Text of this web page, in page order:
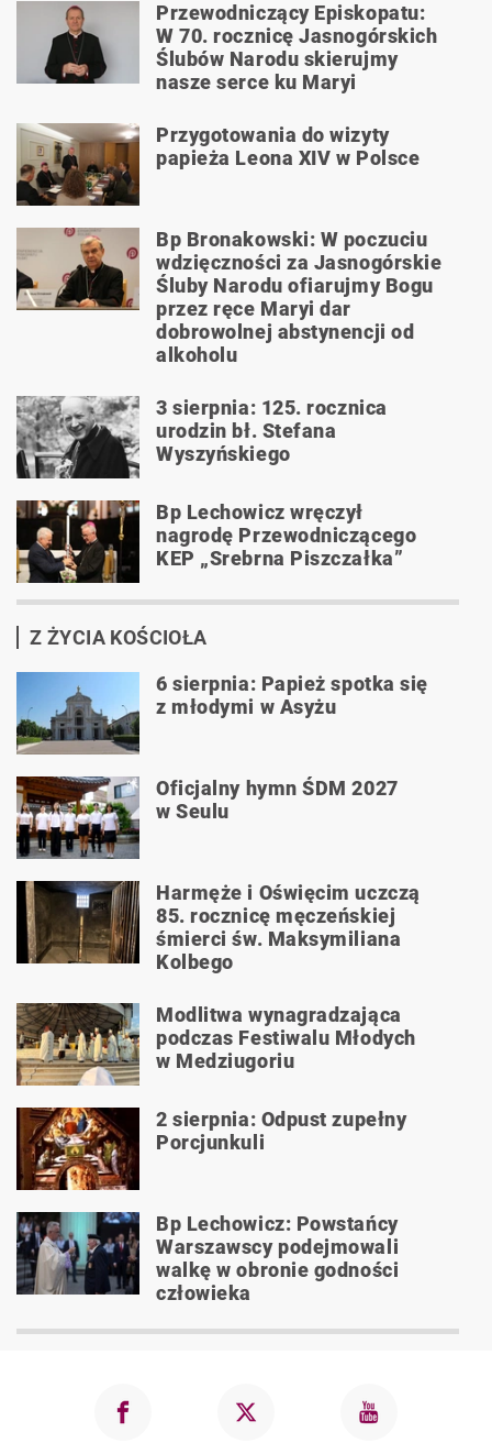
Przewodniczący Episkopatu:
W 70. rocznicę Jasnogórskich
Ślubów Narodu skierujmy
nasze serce ku Maryi
Przygotowania do wizyty
papieża Leona XIV w Polsce
Bp Bronakowski: W poczuciu
wdzięczności za Jasnogórskie
Śluby Narodu ofiarujmy Bogu
przez ręce Maryi dar
dobrowolnej abstynencji od
alkoholu
3 sierpnia: 125. rocznica
urodzin bł. Stefana
Wyszyńskiego
Bp Lechowicz wręczył
nagrodę Przewodniczącego
KEP „Srebrna Piszczałka”
Z ŻYCIA KOŚCIOŁA
6 sierpnia: Papież spotka się
z młodymi w Asyżu
Oficjalny hymn ŚDM 2027
w Seulu
Harmęże i Oświęcim uczczą
85. rocznicę męczeńskiej
śmierci św. Maksymiliana
Kolbego
Modlitwa wynagradzająca
podczas Festiwalu Młodych
w Medziugoriu
2 sierpnia: Odpust zupełny
Porcjunkuli
Bp Lechowicz: Powstańcy
Warszawscy podejmowali
walkę w obronie godności
człowieka